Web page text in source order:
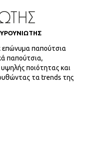
επώνυμα παπούτσια
παπούτσια,
ποιότητας και
τα trends της